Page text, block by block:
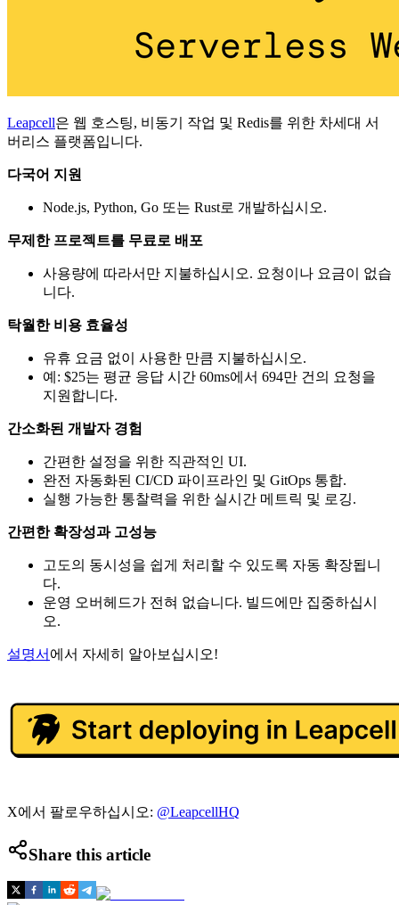
Leapcell은 웹 호스팅, 비동기 작업 및 Redis를 위한 차세대 서
버리스 플랫폼입니다.
다국어 지원
Node.js, Python, Go 또는 Rust로 개발하십시오.
무제한 프로젝트를 무료로 배포
사용량에 따라서만 지불하십시오. 요청이나 요금이 없습
니다.
탁월한 비용 효율성
유휴 요금 없이 사용한 만큼 지불하십시오.
예: $25는 평균 응답 시간 60ms에서 694만 건의 요청을
지원합니다.
간소화된 개발자 경험
간편한 설정을 위한 직관적인 UI.
완전 자동화된 CI/CD 파이프라인 및 GitOps 통합.
실행 가능한 통찰력을 위한 실시간 메트릭 및 로깅.
간편한 확장성과 고성능
고도의 동시성을 쉽게 처리할 수 있도록 자동 확장됩니
다.
운영 오버헤드가 전혀 없습니다. 빌드에만 집중하십시
오.
설명서 에서 자세히 알아보십시오!
X에서 팔로우하십시오: @LeapcellHQ
Share this article